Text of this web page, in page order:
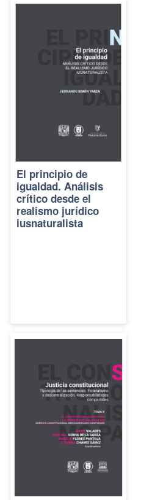
El principio de
igualdad. Análisis
crítico desde el
realismo jurídico
iusnaturalista